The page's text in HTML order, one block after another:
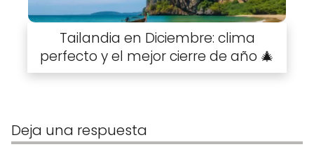
Tailandia en Diciembre: clima
perfecto y el mejor cierre de año 🎄
Deja una respuesta